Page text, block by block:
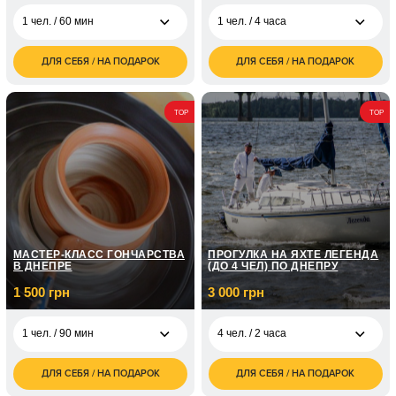
1 чел. / 60 мин
1 400
грн
1 чел. / 90 мин, всего
тела и лица
1 700
грн
2 чел. / 1 час, всего
тела
2 700
грн
2 чел. / 90 мин, всего
тела и лица
3 400
грн
1 чел. / 90мин, общий
массаж для мужчины
ДЛЯ СЕБЯ / НА ПОДАРОК
1 чел. / 4 часа
5 980
грн
ДЛЯ СЕБЯ / НА ПОДАРОК
TOP
МАСТЕР-КЛАСС ГОНЧАРСТВА
В ДНЕПРЕ
1 500 грн
1 чел. / 90 мин
1 500
грн
ДЛЯ СЕБЯ / НА ПОДАРОК
TOP
ПРОГУЛКА НА ЯХТЕ ЛЕГЕНДА
(ДО 4 ЧЕЛ) ПО ДНЕПРУ
3 000 грн
4 чел. / 2 часа
3 000
грн
ДЛЯ СЕБЯ / НА ПОДАРОК